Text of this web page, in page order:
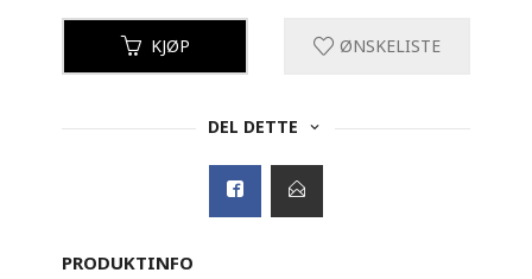
KJØP ØNSKELISTE
DEL DETTE
PRODUKTINFO